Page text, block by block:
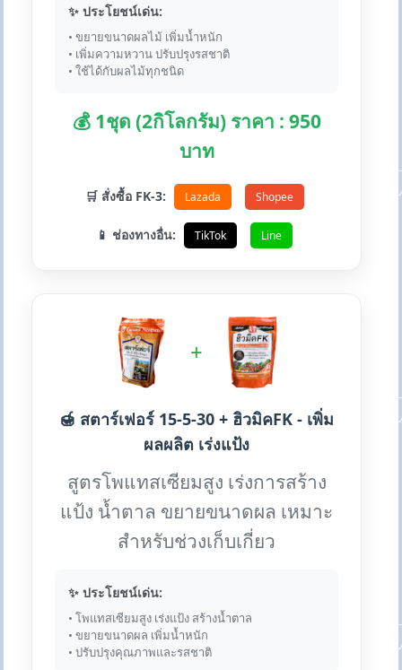
✨ ประโยชน์เด่น:
• ขยายขนาดผลไม้ เพิ่มน้ำหนัก
• เพิ่มความหวาน ปรับปรุงรสชาติ
• ใช้ได้กับผลไม้ทุกชนิด
💰 1ชุด (2กิโลกรัม) ราคา : 950
บาท
🛒 สั่งซื้อ FK-3: Lazada Shopee
📱 ช่องทางอื่น: TikTok Line
+
🍯 สตาร์เฟอร์ 15-5-30 + ฮิวมิคFK - เพิ่ม
ผลผลิต เร่งแป้ง
สูตรโพแทสเซียมสูง เร่งการสร้าง
แป้ง น้ำตาล ขยายขนาดผล เหมาะ
สำหรับช่วงเก็บเกี่ยว
✨ ประโยชน์เด่น:
• โพแทสเซียมสูง เร่งแป้ง สร้างน้ำตาล
• ขยายขนาดผล เพิ่มน้ำหนัก
• ปรับปรุงคุณภาพและรสชาติ